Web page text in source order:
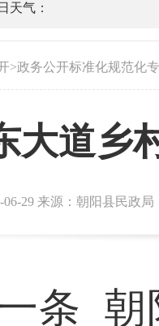
天气：
>政务公开标准化规范化
大道乡
06-29 来源：朝阳县民政局
朝阳